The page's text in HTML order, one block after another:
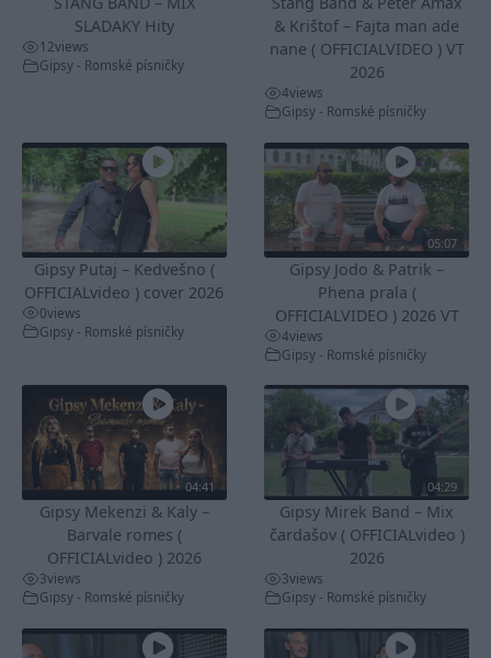
SLADAKY Hity
12views
Gipsy - Romské písničky
& Krištof – Fajta man ade
nane ( OFFICIALVIDEO ) VT
2026
4views
Gipsy - Romské písničky
Gipsy Putaj – Kedvešno (
OFFICIALvideo ) cover 2026
0views
Gipsy - Romské písničky
05:07
Gipsy Jodo & Patrik –
Phena prala (
OFFICIALVIDEO ) 2026 VT
4views
Gipsy - Romské písničky
04:41
Gipsy Mekenzi & Kaly –
Barvale romes (
OFFICIALvideo ) 2026
3views
Gipsy - Romské písničky
04:29
Gipsy Mirek Band – Mix
čardašov ( OFFICIALvideo )
2026
3views
Gipsy - Romské písničky